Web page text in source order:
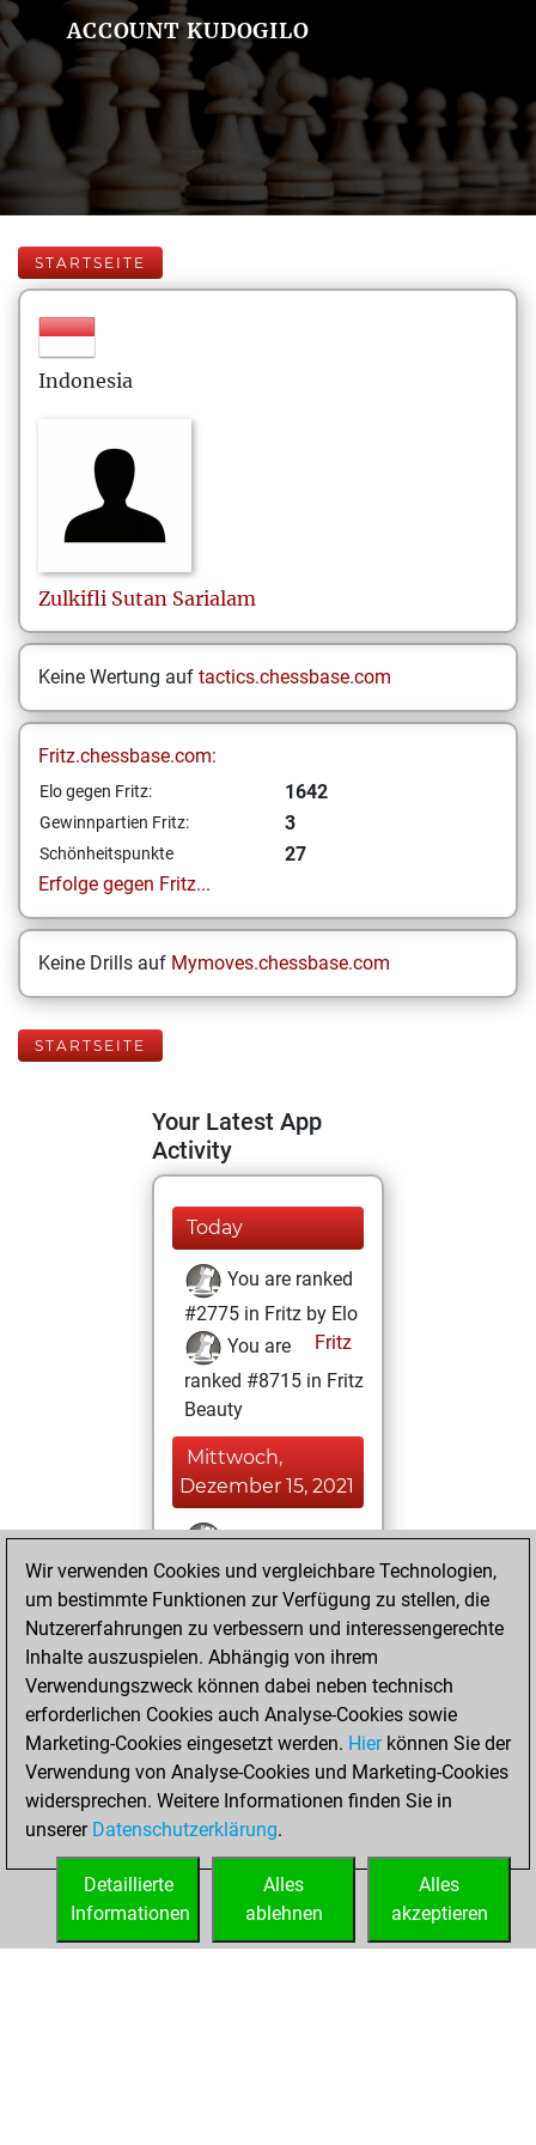
ACCOUNT KUDOGILO
STARTSEITE
Indonesia
Zulkifli Sutan Sarialam
Keine Wertung auf tactics.chessbase.com
Fritz.chessbase.com:
Elo gegen Fritz: 1642
Gewinnpartien Fritz: 3
Schönheitspunkte
27
Erfolge gegen Fritz...
Keine Drills auf Mymoves.chessbase.com
STARTSEITE
Your Latest App
Activity
Today
You are ranked
#2775 in Fritz by Elo
Fritz
You are
ranked #8715 in Fritz
Beauty
Mittwoch,
Dezember 15, 2021
You won
against Fritz
Fritz
You achieved a
BeautyScore of 27
You achieved a
new Elo of 1642
Mittwoch, Juli 14,
2021
You created
your Fritz account
Wir verwenden Cookies und vergleichbare Technologien,
um bestimmte Funktionen zur Verfügung zu stellen, die
Nutzererfahrungen zu verbessern und interessengerechte
Inhalte auszuspielen. Abhängig von ihrem
Verwendungszweck können dabei neben technisch
erforderlichen Cookies auch Analyse-Cookies sowie
Marketing-Cookies eingesetzt werden. Hierkönnen Sie der
Verwendung von Analyse-Cookies und Marketing-Cookies
widersprechen. Weitere Informationen finden Sie in
unserer Datenschutzerklärung.
Alles
akzeptieren
Alles
ablehnen
Detaillierte
Informationen